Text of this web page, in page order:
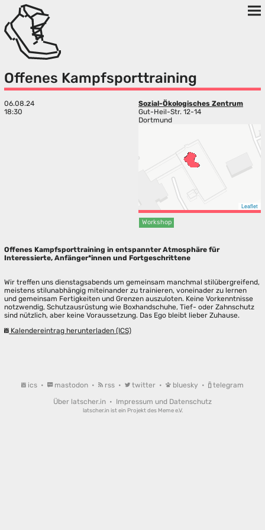
Offenes Kampfsporttraining
06.08.24
18:30
Sozial-Ökologisches Zentrum
Gut-Heil-Str. 12-14
Dortmund
Leaflet
Workshop
Offenes Kampfsporttraining in entspannter Atmosphäre für
Interessierte, Anfänger*innen und Fortgeschrittene
Wir treffen uns dienstagsabends um gemeinsam manchmal stilübergreifend,
meistens stilunabhängig miteinander zu trainieren, voneinader zu lernen
und gemeinsam Fertigkeiten und Grenzen auszuloten. Keine Vorkenntnisse
notzwendig, Schutzausrüstung wie Boxhandschuhe, Tief- oder Zahnschutz
sind nützlich, aber keine Voraussetzung. Das Ego bleibt lieber Zuhause.
Kalendereintrag herunterladen (ICS)
ics • mastodon • rss • twitter • bluesky •
telegram
Über latscher.in • Impressum und Datenschutz
latscher.in ist ein Projekt des Meme e.V.